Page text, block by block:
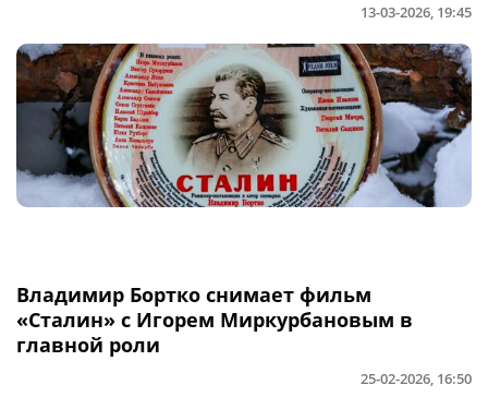
13-03-2026, 19:45
Владимир Бортко снимает фильм
«Сталин» с Игорем Миркурбановым в
главной роли
25-02-2026, 16:50